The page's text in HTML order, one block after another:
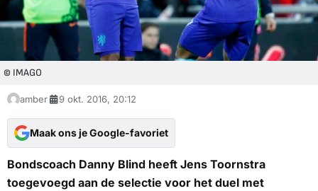
© IMAGO
amber 9 okt. 2016, 20:12
Maak ons je Google-favoriet
Bondscoach Danny Blind heeft Jens Toornstra
toegevoegd aan de selectie voor het duel met